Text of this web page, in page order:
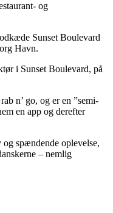
og
Sunset Boulevard
Havn.
i Sunset Boulevard, på
n’ go, og er en ”semi-
en app og derefter
spændende oplevelse,
– nemlig